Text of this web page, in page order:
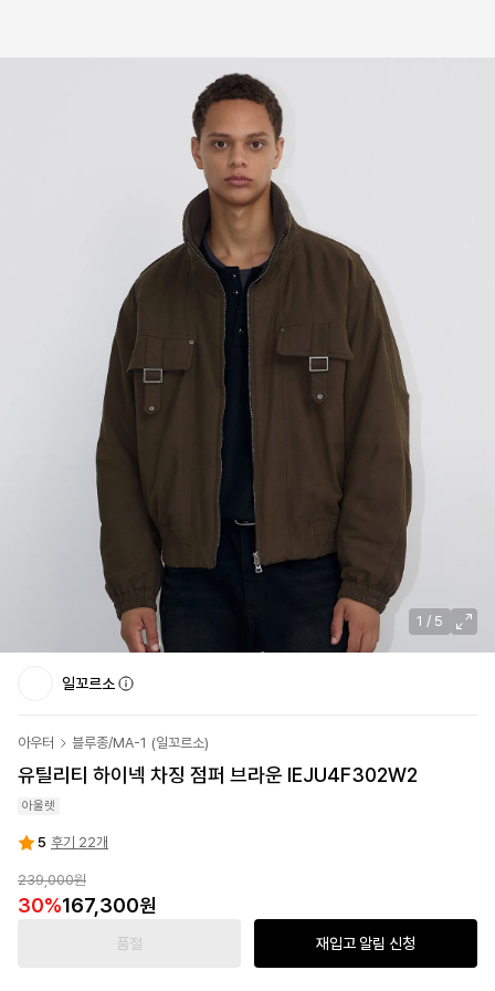
1 / 5
일꼬르소
아우터 블루종/MA-1 (일꼬르소)
유틸리티 하이넥 차징 점퍼 브라운 IEJU4F302W2
아울렛
5 후기 22개
239,000원
30%167,300원
품절 재입고 알림 신청